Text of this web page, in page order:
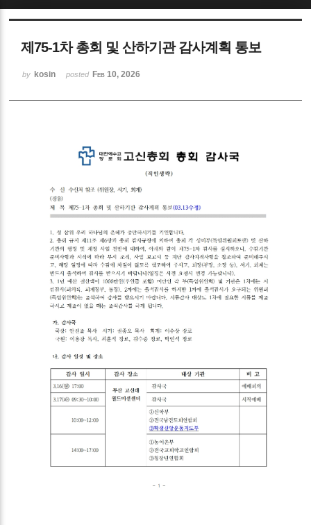
제75-1차 총회 및 산하기관 감사계획 통보
by kosin posted Feb 10, 2026
Sketchbook5, 스케치북5
Sketchbook5, 스케치북5